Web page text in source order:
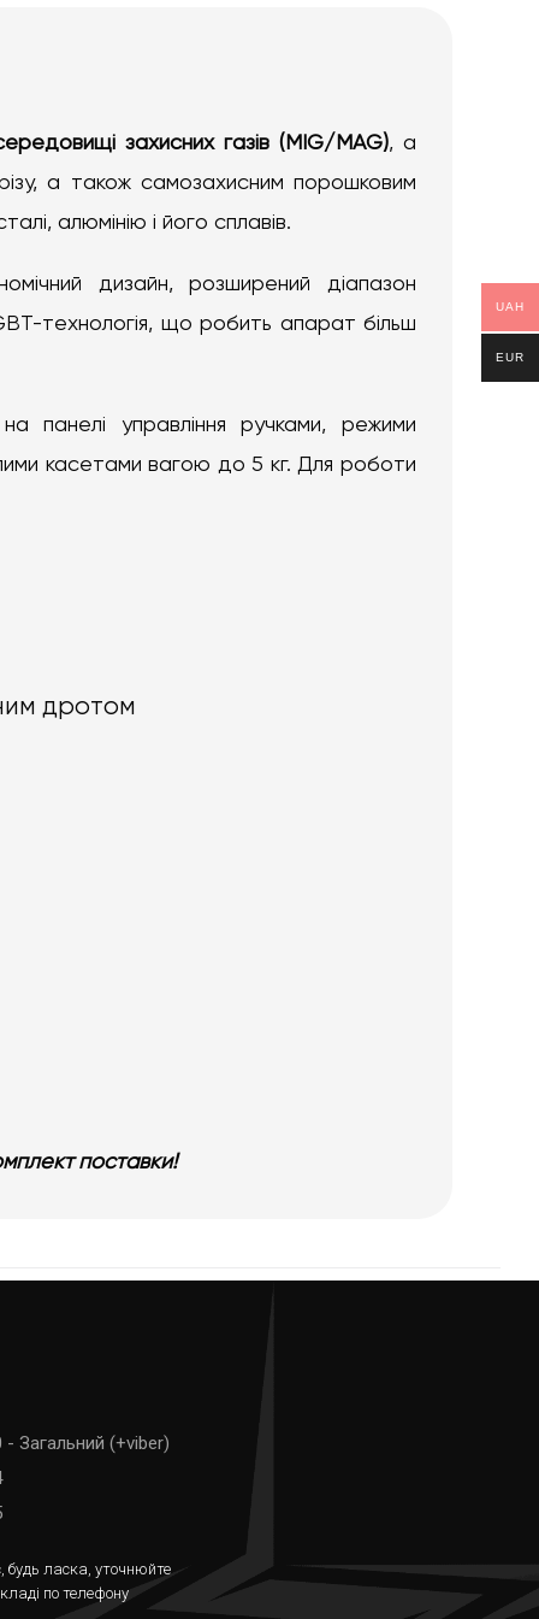
захисних газів (MIG/MAG), а
а також самозахисним порошковим
алюмінію і його сплавів.
дизайн, розширений діапазон
технологія, що робить апарат більш
панелі управління ручками, режими
касетами вагою до 5 кг. Для роботи
дротом
поставки!
Загальний (+viber)
будь ласка, уточнюйте
по телефону
UAH
EUR